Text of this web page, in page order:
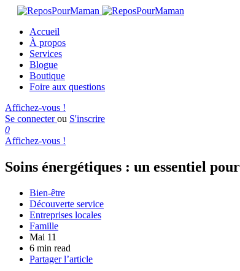
Accueil
À propos
Services
Blogue
Boutique
Foire aux questions
Affichez-vous !
Se connecterou S'inscrire
0
Affichez-vous !
Soins énergétiques : un essentiel
Bien-être
Découverte service
Entreprises locales
Famille
Mai 11
6 min read
Partager l’article